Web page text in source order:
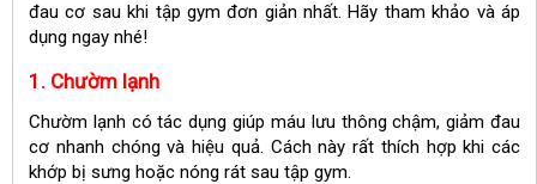
đau cơ sau khi tập gym đơn giản nhất. Hãy tham khảo và áp
dụng ngay nhé!
1. Chườm lạnh
Chườm lạnh có tác dụng giúp máu lưu thông chậm, giảm đau
cơ nhanh chóng và hiệu quả. Cách này rất thích hợp khi các
khớp bị sưng hoặc nóng rát sau tập gym.